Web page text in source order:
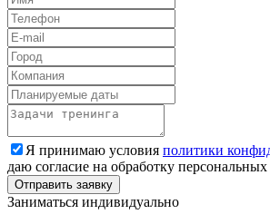
Я принимаю условия политики
даю согласие на обработку
Заниматься индивидуально